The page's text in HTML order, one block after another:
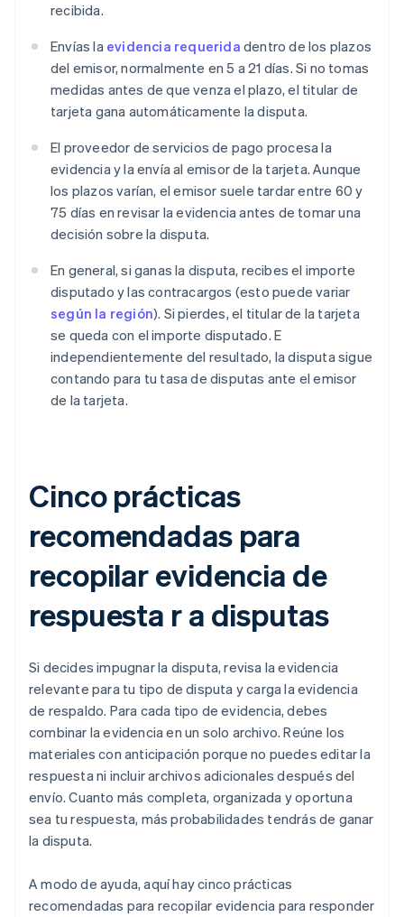
recibida.
Envías la evidencia requerida dentro de los plazos
del emisor, normalmente en 5 a 21 días. Si no tomas
medidas antes de que venza el plazo, el titular de
tarjeta gana automáticamente la disputa.
El proveedor de servicios de pago procesa la
evidencia y la envía al emisor de la tarjeta. Aunque
los plazos varían, el emisor suele tardar entre 60 y
75 días en revisar la evidencia antes de tomar una
decisión sobre la disputa.
En general, si ganas la disputa, recibes el importe
disputado y las contracargos (esto puede variar
según la región). Si pierdes, el titular de la tarjeta
se queda con el importe disputado. E
independientemente del resultado, la disputa sigue
contando para tu tasa de disputas ante el emisor
de la tarjeta.
Cinco prácticas
recomendadas para
recopilar evidencia de
respuesta r a disputas
Si decides impugnar la disputa, revisa la evidencia
relevante para tu tipo de disputa y carga la evidencia
de respaldo. Para cada tipo de evidencia, debes
combinar la evidencia en un solo archivo. Reúne los
materiales con anticipación porque no puedes editar la
respuesta ni incluir archivos adicionales después del
envío. Cuanto más completa, organizada y oportuna
sea tu respuesta, más probabilidades tendrás de ganar
la disputa.
A modo de ayuda, aquí hay cinco prácticas
recomendadas para recopilar evidencia para responder